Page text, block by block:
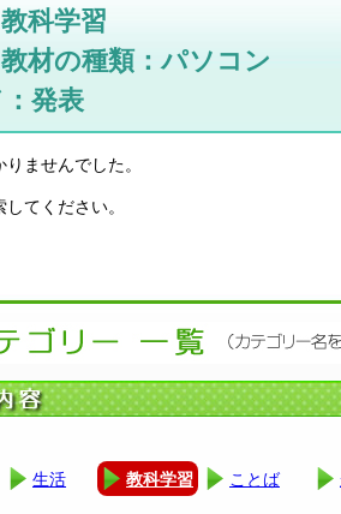
科学習
材の種類：パソコン
発表
ませんでした。
てください。
生活 教科学習 ことば